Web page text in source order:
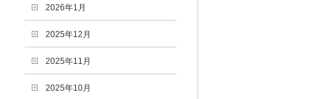
2026年1月
2025年12月
2025年11月
2025年10月